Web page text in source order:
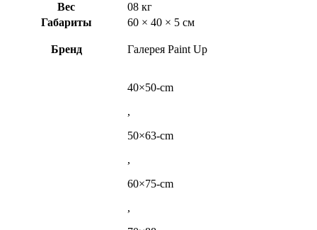
Вес
08 кг
Габариты
60 × 40 × 5 см
Бренд Галерея Paint Up
40×50-cm
,
50×63-cm
,
60×75-cm
,